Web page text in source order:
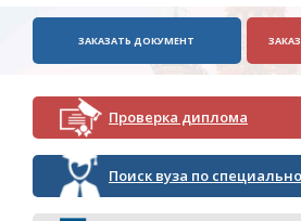
ЗАКАЗАТЬ ДОКУМЕНТ
Проверка диплома
Поиск вуза по